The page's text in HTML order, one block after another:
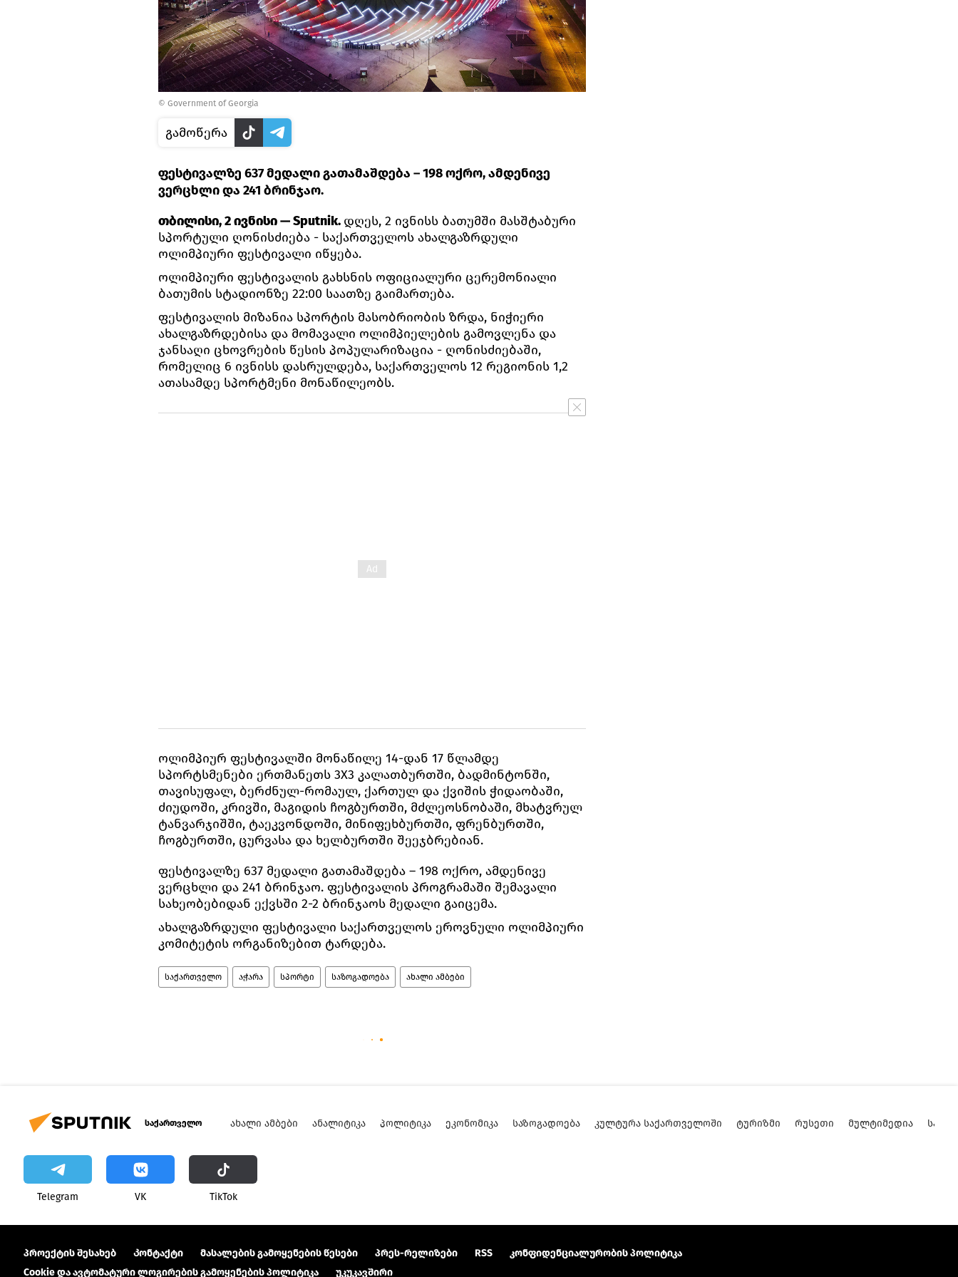
© Government of Georgia
გამოწერა
ფესტივალზე 637 მედალი გათამაშდება – 198 ოქრო, ამდენივე
ვერცხლი და 241 ბრინჯაო.
თბილისი, 2 ივნისი — Sputnik. დღეს, 2 ივნისს ბათუმში მასშტაბური
სპორტული ღონისძიება - საქართველოს ახალგაზრდული
ოლიმპიური ფესტივალი იწყება.
ოლიმპიური ფესტივალის გახსნის ოფიციალური ცერემონიალი
ბათუმის სტადიონზე 22:00 საათზე გაიმართება.
ფესტივალის მიზანია სპორტის მასობრიობის ზრდა, ნიჭიერი
ახალგაზრდებისა და მომავალი ოლიმპიელების გამოვლენა და
ჯანსაღი ცხოვრების წესის პოპულარიზაცია - ღონისძიებაში,
რომელიც 6 ივნისს დასრულდება, საქართველოს 12 რეგიონის 1,2
ათასამდე სპორტმენი მონაწილეობს.
ოლიმპიურ ფესტივალში მონაწილე 14-დან 17 წლამდე
სპორტსმენები ერთმანეთს 3X3 კალათბურთში, ბადმინტონში,
თავისუფალ, ბერძნულ-რომაულ, ქართულ და ქვიშის ჭიდაობაში,
ძიუდოში, კრივში, მაგიდის ჩოგბურთში, მძლეოსნობაში, მხატვრულ
ტანვარჯიშში, ტაეკვონდოში, მინიფეხბურთში, ფრენბურთში,
ჩოგბურთში, ცურვასა და ხელბურთში შეეჯბრებიან.
ფესტივალზე 637 მედალი გათამაშდება – 198 ოქრო, ამდენივე
ვერცხლი და 241 ბრინჯაო. ფესტივალის პროგრამაში შემავალი
სახეობებიდან ექვსში 2-2 ბრინჯაოს მედალი გაიცემა.
ახალგაზრდული ფესტივალი საქართველოს ეროვნული ოლიმპიური
კომიტეტის ორგანიზებით ტარდება.
საქართველო აჭარა სპორტი საზოგადოება ახალი ამბები
საქართველო ᲐᲮᲐᲚᲘ ᲐᲛᲑᲔᲑᲘ ᲐᲜᲐᲚᲘᲢᲘᲙᲐ ᲞᲝᲚᲘᲢᲘᲙᲐ ᲔᲙᲝᲜᲝᲛᲘᲙᲐ ᲡᲐᲖᲝᲒᲐᲓᲝᲔᲑᲐ ᲙᲣᲚᲢᲣᲠᲐ ᲡᲐᲥᲐᲠᲗᲕᲔᲚᲝᲨᲘ ᲢᲣᲠᲘᲖᲛᲘ ᲠᲣᲡᲔᲗᲘ ᲛᲣᲚᲢᲘᲛᲔᲓᲘᲐ
Telegram VK ТikТоk
პროექტის შესახებ Კონტაქტი მასალების გამოყენების წესები პრეს-რელიზები RSS
კონფიდენციალურობის პოლიტიკა
Cookie და ავტომატური ლოგირების გამოყენების პოლიტიკა
უკუკავშირი